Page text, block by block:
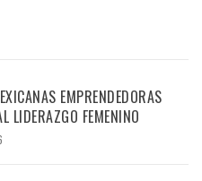
EMPRENDEDORAS
LIDERAZGO FEMENINO